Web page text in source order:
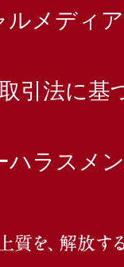
ルメディ
引法に基
ハラスメ